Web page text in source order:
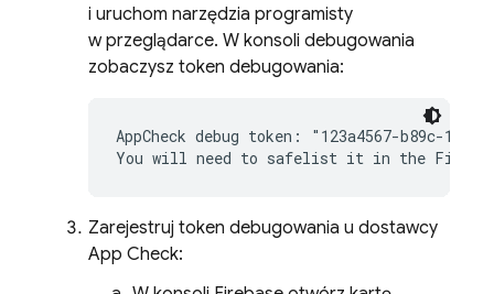
i uruchom narzędzia programisty
w przeglądarce. W konsoli debugowania
zobaczysz token debugowania:
AppCheck debug token: "123a4567-b89c-12d3-
Zarejestruj token debugowania u dostawcy
App Check: